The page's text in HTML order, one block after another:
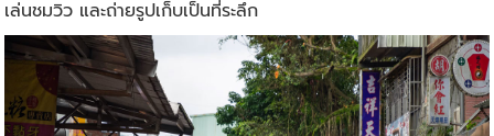
เล่นชมวิว และถ่ายรูปเก็บเป็นที่ระลึก